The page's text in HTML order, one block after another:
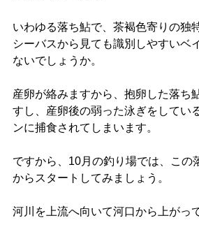
いわゆる落ち鮎で、茶褐色寄りの独
シーバスから見ても識別しやすいベ
ないでしょうか。
産卵が絡みますから、抱卵した落ち
すし、産卵後の弱った泳ぎをしてい
ンに捕食されてしまいます。
ですから、10月の釣り場では、この
からスタートしてみましょう。
河川を上流へ向いて河口から上がっ